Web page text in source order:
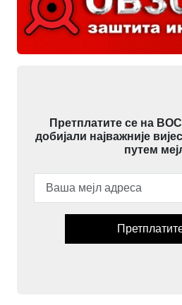
Претплатите се на
добијали најважније
путем